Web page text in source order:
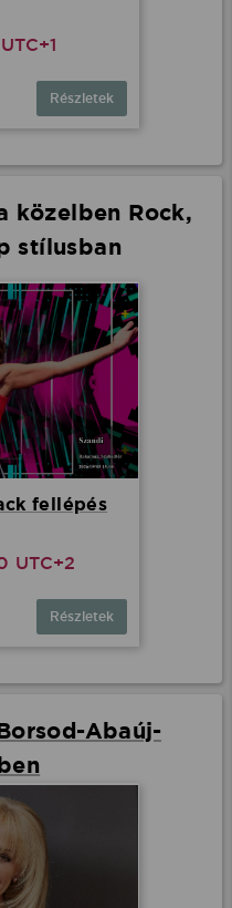
Részletek
közelben Rock,
stílusban
fellépés
UTC+2
Részletek
Abaúj-